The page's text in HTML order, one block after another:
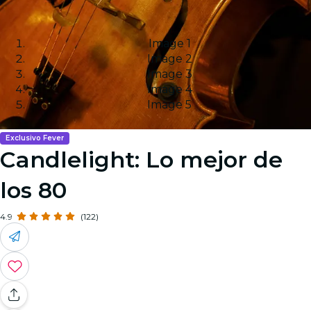
Image 1
Image 2
Image 3
Image 4
Image 5
Exclusivo Fever
Candlelight: Lo mejor de
los 80
4.9 (122)